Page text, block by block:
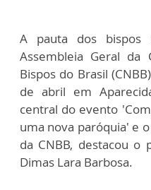
A pauta dos bispos
Assembleia Geral da
Bispos do Brasil
de abril em
central do evento
uma nova paróquia' e
da CNBB, destacou o
Dimas Lara Barbosa.